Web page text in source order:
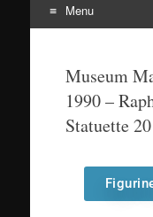
Menu
Museum
1990 –
Statuette